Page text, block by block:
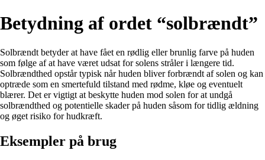
Betydning af ordet “solbrændt”
Solbrændt betyder at have fået en rødlig eller brunlig farve på huden
som følge af at have været udsat for solens stråler i længere tid.
Solbrændthed opstår typisk når huden bliver forbrændt af solen og kan
optræde som en smertefuld tilstand med rødme, kløe og eventuelt
blærer. Det er vigtigt at beskytte huden mod solen for at undgå
solbrændthed og potentielle skader på huden såsom for tidlig ældning
og øget risiko for hudkræft.
Eksempler på brug